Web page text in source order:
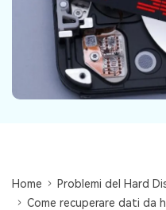
Centro di conoscenza
TROVA ALTRE
search
Home
Problemi del Hard
Come recuperare dati da